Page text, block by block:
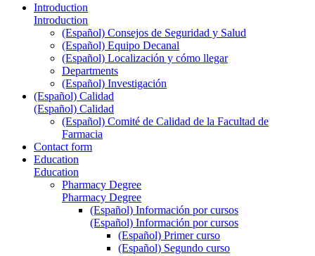
Introduction
Introduction
(Español) Consejos de Seguridad y Salud
(Español) Equipo Decanal
(Español) Localización y cómo llegar
Departments
(Español) Investigación
(Español) Calidad
(Español) Calidad
(Español) Comité de Calidad de la Facultad de
Farmacia
Contact form
Education
Education
Pharmacy Degree
Pharmacy Degree
(Español) Información por cursos
(Español) Información por cursos
(Español) Primer curso
(Español) Segundo curso